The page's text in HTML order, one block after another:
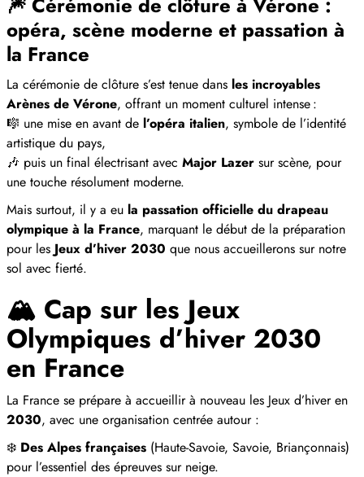
opéra, scène moderne et passation à
la France
La cérémonie de clôture s’est tenue dans les incroyables
Arènes de Vérone, offrant un moment culturel intense :
🎼 une mise en avant de l’opéra italien, symbole de l’identité
artistique du pays,
🎶 puis un final électrisant avec Major Lazer sur scène, pour
une touche résolument moderne.
Mais surtout, il y a eu la passation officielle du drapeau
olympique à la France, marquant le début de la préparation
pour les Jeux d’hiver 2030 que nous accueillerons sur notre
sol avec fierté.
🏔️ Cap sur les Jeux
Olympiques d’hiver 2030
en France
La France se prépare à accueillir à nouveau les Jeux d’hiver en
2030, avec une organisation centrée autour :
❄️ Des Alpes françaises (Haute‑Savoie, Savoie, Briançonnais)
pour l’essentiel des épreuves sur neige.